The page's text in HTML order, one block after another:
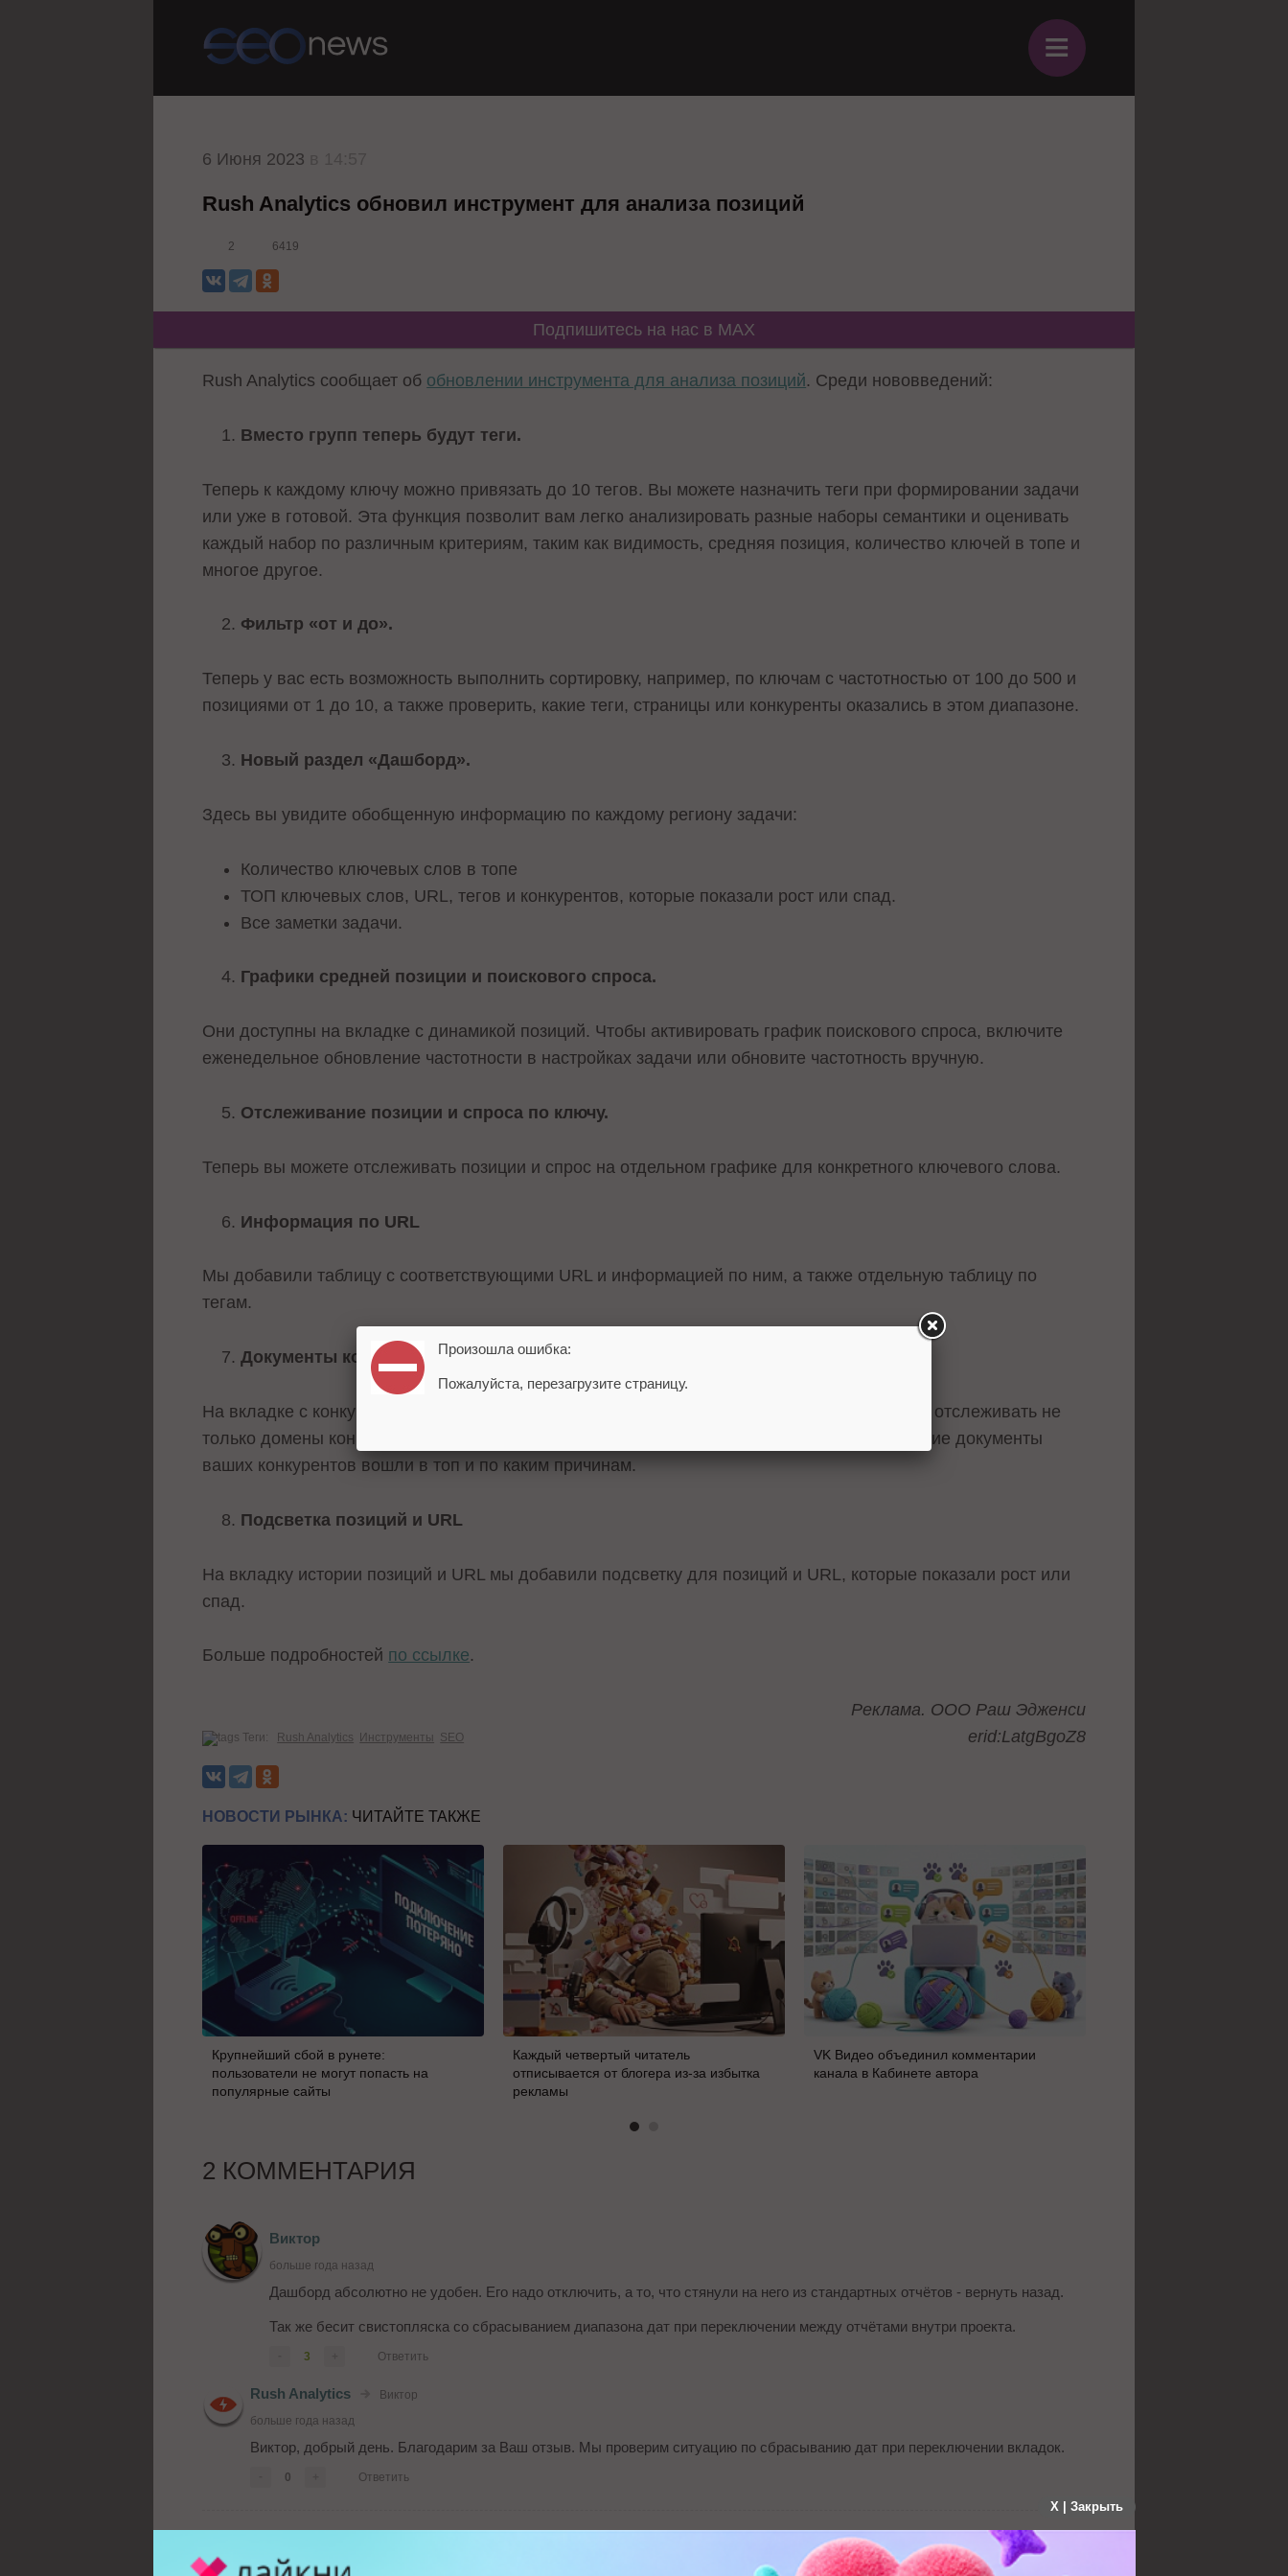
≡
6 Июня 2023
Rush Analytics обновил инструмент для анализа позиций
2 6419
Подпишитесь на нас в MAX
Rush Analytics сообщает об обновлении инструмента для анализа позиций. Среди нововведений:
Вместо групп теперь будут теги.
Теперь к каждому ключу можно привязать до 10 тегов. Вы можете назначить теги при формировании задачи
или уже в готовой. Эта функция позволит вам легко анализировать разные наборы семантики и оценивать
каждый набор по различным критериям, таким как видимость, средняя позиция, количество ключей в топе и
многое другое.
Фильтр «от и до».
Теперь у вас есть возможность выполнить сортировку, например, по ключам с частотностью от 100 до 500 и
позициями от 1 до 10, а также проверить, какие теги, страницы или конкуренты оказались в этом диапазоне.
Новый раздел «Дашборд».
Здесь вы увидите обобщенную информацию по каждому региону задачи:
Количество ключевых слов в топе
ТОП ключевых слов, URL, тегов и конкурентов, которые показали рост или спад.
Все заметки задачи.
Графики средней позиции и поискового спроса.
Они доступны на вкладке с динамикой позиций. Чтобы активировать график поискового спроса, включите
еженедельное обновление частотности в настройках задачи или обновите частотность вручную.
Отслеживание позиции и спроса по ключу.
Теперь вы можете отслеживать позиции и спрос на отдельном графике для конкретного ключевого слова.
Информация по URL
Мы добавили таблицу с соответствующими URL и информацией по ним, а также отдельную таблицу по
тегам.
Документы конкурентов
На вкладке с конкурентами мы добавили сортировку конкурентов по тегам и возможность отслеживать не
только домены конкурентов, но и их документы. Теперь будет удобнее анализировать, какие документы
ваших конкурентов вошли в топ и по каким причинам.
Подсветка позиций и URL
На вкладку истории позиций и URL мы добавили подсветку для позиций и URL, которые показали рост или
спад.
Больше подробностей по ссылке.
Реклама. ООО Раш Эдженси
erid:LatgBgoZ8
Теги: Rush Analytics Инструменты SEO
НОВОСТИ РЫНКА: ЧИТАЙТЕ ТАКЖЕ
Крупнейший сбой в рунете:
пользователи не могут попасть на
популярные сайты
Каждый четвертый читатель
отписывается от блогера из-за избытка
рекламы
VK Видео объединил комментарии
канала в Кабинете автора
2 КОММЕНТАРИЯ
Виктор
больше года назад
Дашборд абсолютно не удобен. Его надо отключить, а то, что стянули на него из стандартных отчётов - вернуть назад.
Так же бесит свистопляска со сбрасыванием диапазона дат при переключении между отчётами внутри проекта.
3 Ответить
Rush Analytics
Виктор
больше года назад
Виктор, добрый день. Благодарим за Ваш отзыв. Мы проверим ситуацию по сбрасыванию дат при переключении вкладок.
0 Ответить
X | Закрыть
Произошла ошибка:
Пожалуйста, перезагрузите страницу.